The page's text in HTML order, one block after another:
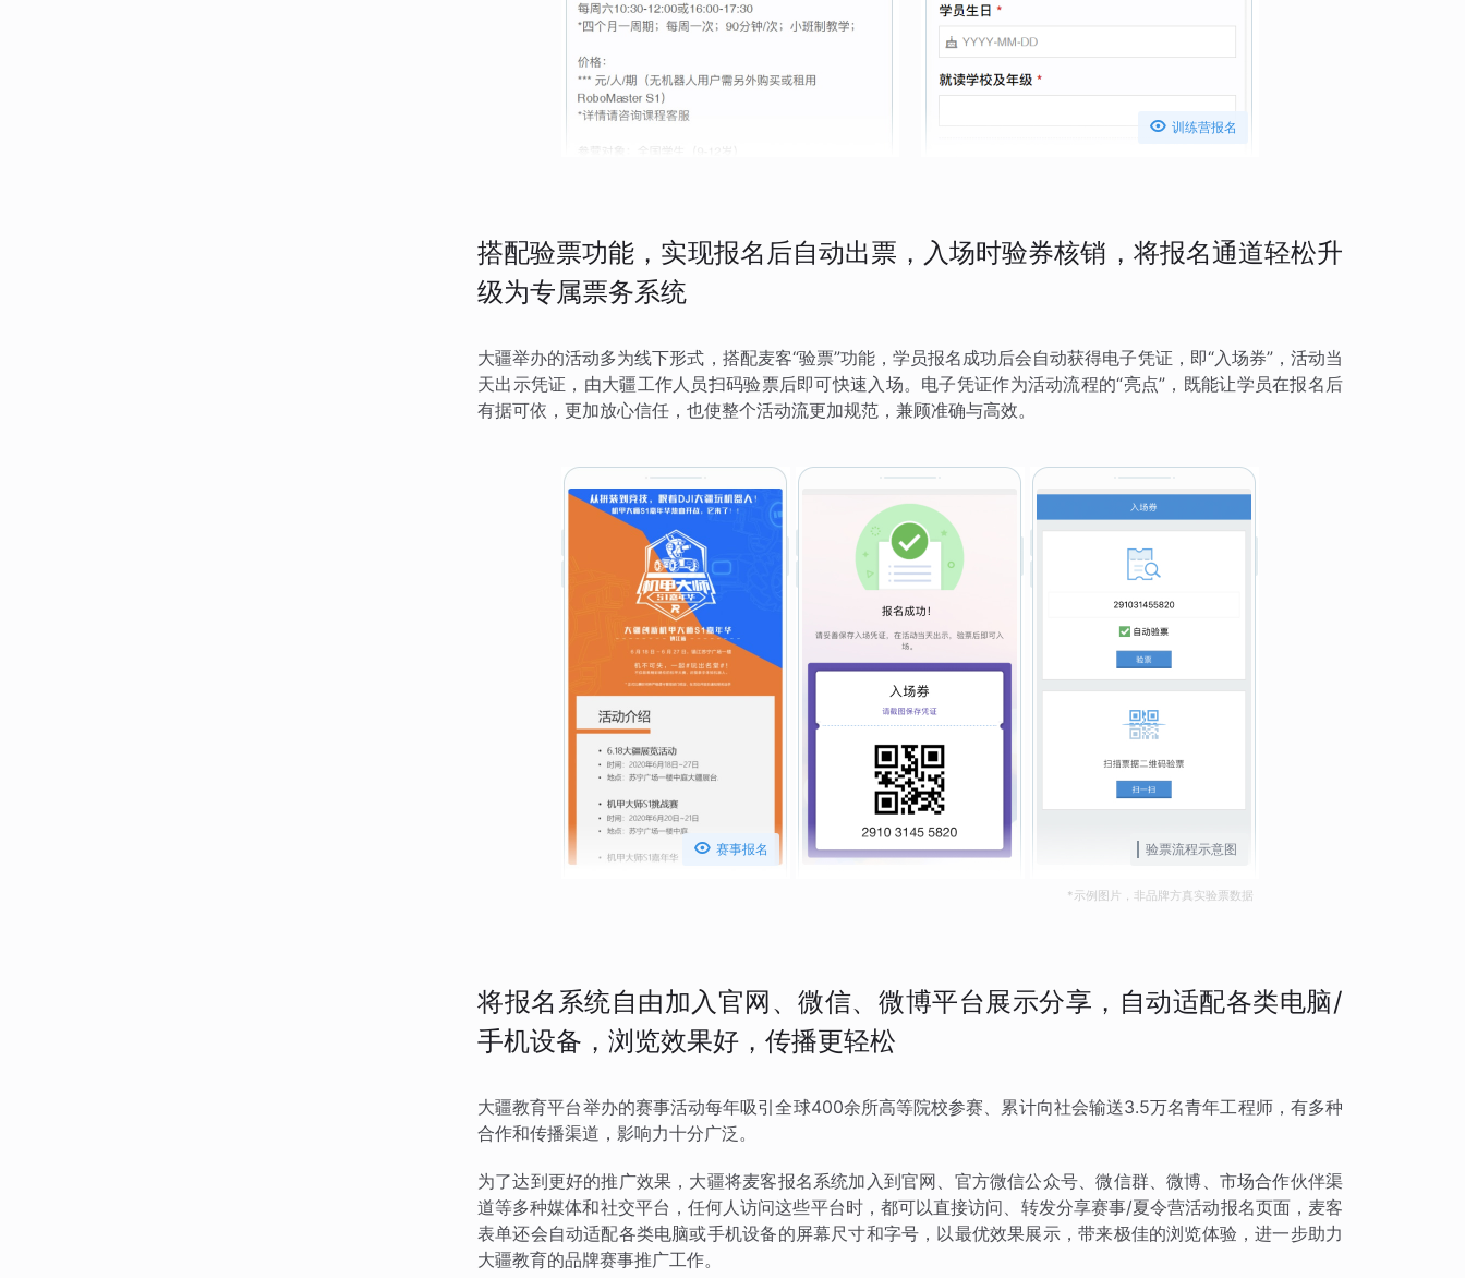
 训练营报名
搭配验票功能，实现报名后自动出票，入场时验券核销，将报名通道轻松升
级为专属票务系统
大疆举办的活动多为线下形式，搭配麦客“验票”功能，学员报名成功后会自动获得电子凭证，即“入场券”，活动当
天出示凭证，由大疆工作人员扫码验票后即可快速入场。电子凭证作为活动流程的“亮点”，既能让学员在报名后
有据可依，更加放心信任，也使整个活动流更加规范，兼顾准确与高效。
 赛事报名 验票流程示意图
*示例图片，非品牌方真实验票数据
将报名系统自由加入官网、微信、微博平台展示分享，自动适配各类电脑/
手机设备，浏览效果好，传播更轻松
大疆教育平台举办的赛事活动每年吸引全球400余所高等院校参赛、累计向社会输送3.5万名青年工程师，有多种
合作和传播渠道，影响力十分广泛。
为了达到更好的推广效果，大疆将麦客报名系统加入到官网、官方微信公众号、微信群、微博、市场合作伙伴渠
道等多种媒体和社交平台，任何人访问这些平台时，都可以直接访问、转发分享赛事/夏令营活动报名页面，麦客
表单还会自动适配各类电脑或手机设备的屏幕尺寸和字号，以最优效果展示，带来极佳的浏览体验，进一步助力
大疆教育的品牌赛事推广工作。